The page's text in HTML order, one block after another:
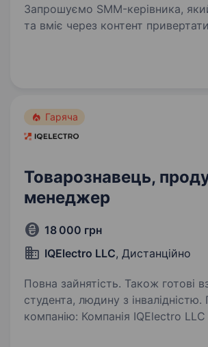
Запрошуємо SMM-керівника,
та вміє через контент
та впливати на кількість
Гаряча
Товарознавець,
менеджер
18 000 грн
IQElectro LLC, Дистанційно
Повна зайнятість. Також готові
студента, людину з інвалідністю. Про
компанію: Компанія IQElectro LLC